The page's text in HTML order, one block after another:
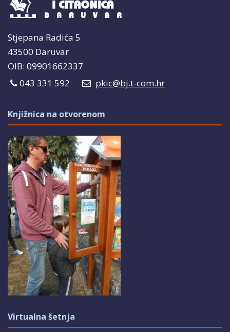
Stjepana Radića 5
43500 Daruvar
OIB: 09901662337
043 331 592
pkic@bj.t-com.hr
Knjižnica na otvorenom
Virtualna šetnja